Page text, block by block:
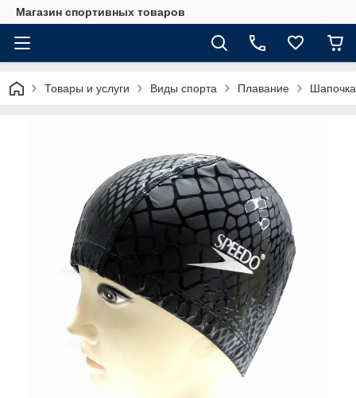
Магазин спортивных товаров
Товары и услуги Виды спорта Плавание